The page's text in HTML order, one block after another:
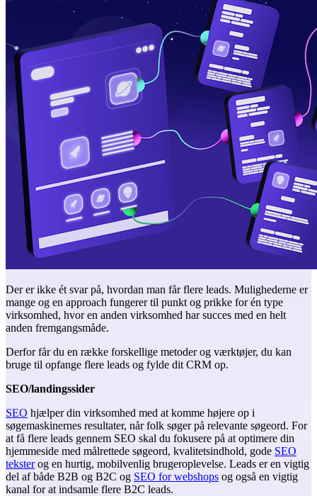
Der er ikke ét svar på, hvordan man får flere leads. Mulighederne er
mange og en approach fungerer til punkt og prikke for én type
virksomhed, hvor en anden virksomhed har succes med en helt
anden fremgangsmåde.
Derfor får du en række forskellige metoder og værktøjer, du kan
bruge til opfange flere leads og fylde dit CRM op.
SEO/landingssider
SEO hjælper din virksomhed med at komme højere op i
søgemaskinernes resultater, når folk søger på relevante søgeord. For
at få flere leads gennem SEO skal du fokusere på at optimere din
hjemmeside med målrettede søgeord, kvalitetsindhold, gode SEO
teksterog en hurtig, mobilvenlig brugeroplevelse. Leads er en vigtig
del af både B2B og B2C og SEO for webshops og også en vigtig
kanal for at indsamle flere B2C leads.